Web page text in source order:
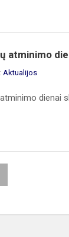
atminimo
Aktualijos
dienai